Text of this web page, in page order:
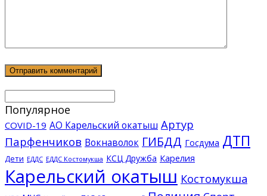
Популярное
COVID-19 АО Карельский окатыш Артур
Парфенчиков Вокнаволок ГИБДД Госдума ДТП
Дети ЕДДС ЕДДС Костомукша КСЦ Дружба Карелия
Карельский окатыш Костомукша